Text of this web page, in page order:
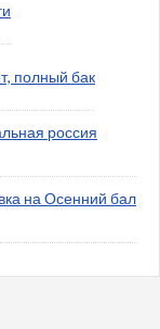
полный бак
россия
на Осенний бал